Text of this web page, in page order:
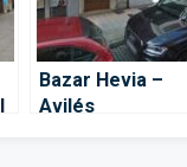
Bazar Hevia –
Avilés